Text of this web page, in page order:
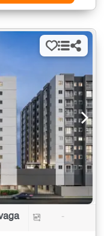
-